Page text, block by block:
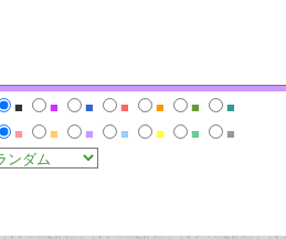
■ ■ ■ ■ ■ ■
■
■ ■ ■ ■ ■ ■
■